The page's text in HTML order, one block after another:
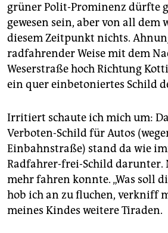
epaper login
grüner Polit-Prominenz dürfte
gewesen sein, aber von all dem
diesem Zeitpunkt nichts.
radfahrender Weise mit dem
Weserstraße hoch Richtung
ein quer einbetoniertes Schild
Irritiert schaute ich mich um:
Verboten-Schild für Autos
Einbahnstraße) stand da wie
Radfahrer-frei-Schild darunter.
mehr fahren konnte. „Was soll
hob ich an zu fluchen, verkniff
meines Kindes weitere Tiraden.